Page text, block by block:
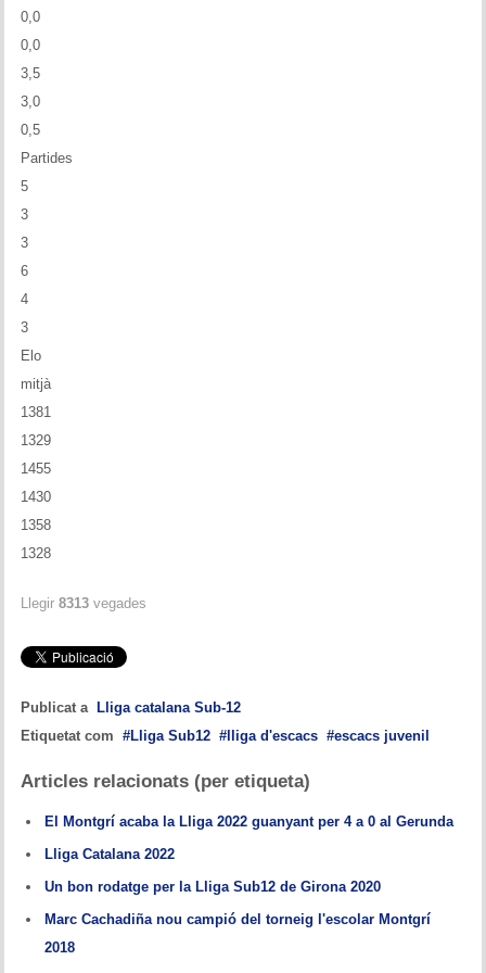
0,0
0,0
3,5
3,0
0,5
Partides
5
3
3
6
4
3
Elo
mitjà
1381
1329
1455
1430
1358
1328
Llegir 8313 vegades
Publicat a
Lliga catalana Sub-12
Etiquetat com
Lliga Sub12 lliga d'escacs escacs juvenil
Articles relacionats (per etiqueta)
El Montgrí acaba la Lliga 2022 guanyant per 4 a 0 al Gerunda
Lliga Catalana 2022
Un bon rodatge per la Lliga Sub12 de Girona 2020
Marc Cachadiña nou campió del torneig l'escolar Montgrí
2018